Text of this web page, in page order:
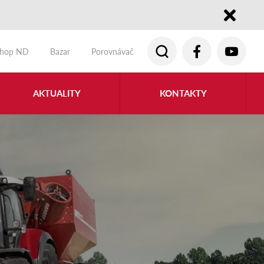
ND
Bazar Porovnávač
AKTUALITY KONTAKTY